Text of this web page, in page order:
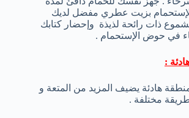
بزيت عطري مفضل لديك
ذات رائحة لذيذة وإحضار كتابك
في حوض الإستحمام .
هادئة يضيف المزيد من المتعة و
مختلفة .